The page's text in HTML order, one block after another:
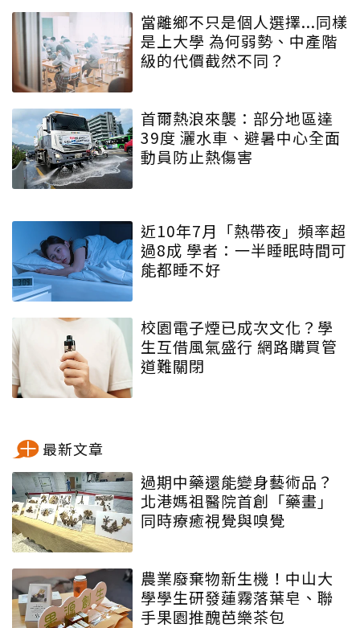
當離鄉不只是個人選擇...同樣
是上大學 為何弱勢、中產階
級的代價截然不同？
首爾熱浪來襲：部分地區達
39度 灑水車、避暑中心全面
動員防止熱傷害
近10年7月「熱帶夜」頻率超
過8成 學者：一半睡眠時間可
能都睡不好
校園電子煙已成次文化？學
生互借風氣盛行 網路購買管
道難關閉
最新文章
過期中藥還能變身藝術品？
北港媽祖醫院首創「藥畫」
同時療癒視覺與嗅覺
農業廢棄物新生機！中山大
學學生研發蓮霧落葉皂、聯
手果園推醜芭樂茶包